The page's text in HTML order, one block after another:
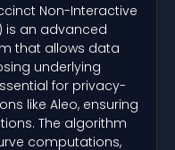
Non-Interactive
is an advanced
that allows data
underlying
for privacy-
like Aleo, ensuring
The algorithm
computations,